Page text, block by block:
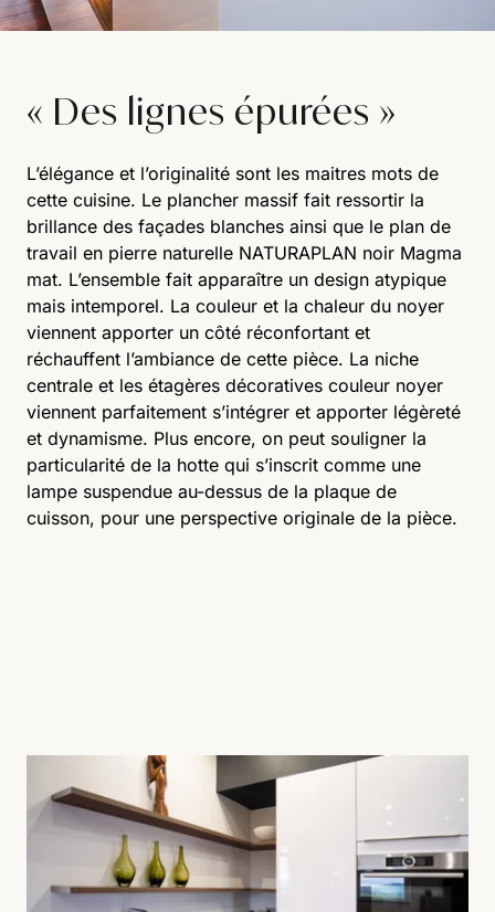
« Des lignes épurées »
L’élégance et l’originalité sont les maitres mots de
cette cuisine. Le plancher massif fait ressortir la
brillance des façades blanches ainsi que le plan de
travail en pierre naturelle NATURAPLAN noir Magma
mat. L’ensemble fait apparaître un design atypique
mais intemporel. La couleur et la chaleur du noyer
viennent apporter un côté réconfortant et
réchauffent l’ambiance de cette pièce. La niche
centrale et les étagères décoratives couleur noyer
viennent parfaitement s’intégrer et apporter légèreté
et dynamisme. Plus encore, on peut souligner la
particularité de la hotte qui s’inscrit comme une
lampe suspendue au-dessus de la plaque de
cuisson, pour une perspective originale de la pièce.